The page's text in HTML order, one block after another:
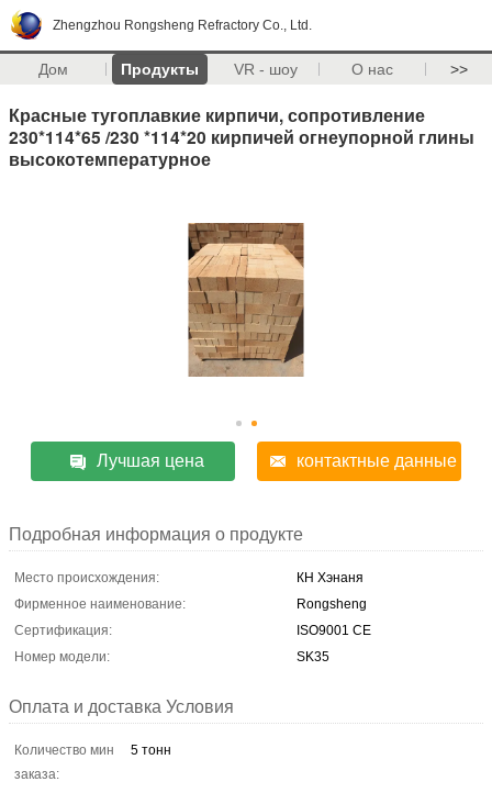
Zhengzhou Rongsheng Refractory Co., Ltd.
Дом Продукты VR - шоу О нас >>
Красные тугоплавкие кирпичи, сопротивление
230*114*65 /230 *114*20 кирпичей огнеупорной глины
высокотемпературное
Лучшая цена контактные данные
Подробная информация о продукте
Место происхождения:
КН Хэнаня
Фирменное наименование:
Rongsheng
Сертификация:
ISO9001 CE
Номер модели:
SK35
Оплата и доставка Условия
Количество мин
заказа:
5 тонн